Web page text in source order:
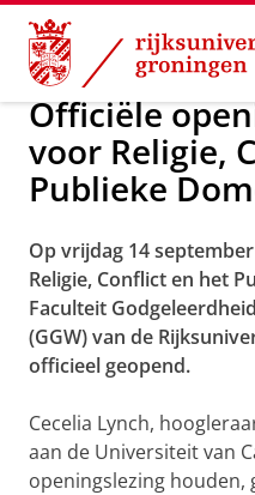
Skip
Content
Skip
Navigation
Nieuws in 2012
Officiële
voor Religie,
Publieke
Op vrijdag 14
Religie, Conflict en het
Faculteit
(GGW) van de
officieel geopend.
Cecelia Lynch,
aan de Universiteit van
openingslezing houden,